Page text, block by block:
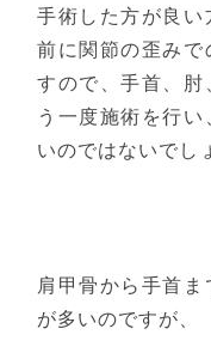
手術した方が良
前に関節の歪みで
すので、手首、肘
う一度施術を行
いのではないでし
肩甲骨から手首
が多いのですが、